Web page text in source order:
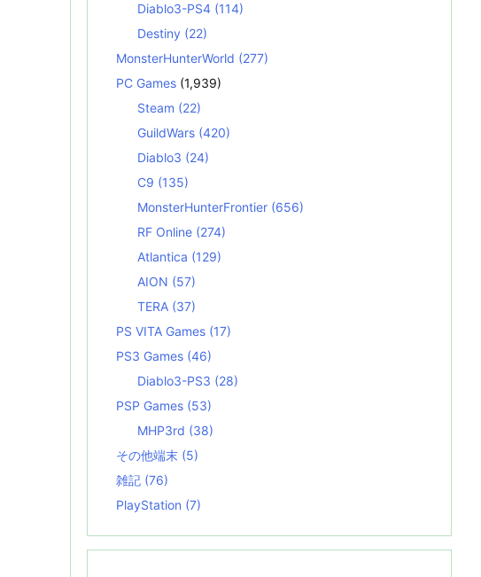
Diablo3-PS4 (114)
Destiny (22)
MonsterHunterWorld (277)
PC Games (1,939)
Steam (22)
GuildWars (420)
Diablo3 (24)
C9 (135)
MonsterHunterFrontier (656)
RF Online (274)
Atlantica (129)
AION (57)
TERA (37)
PS VITA Games (17)
PS3 Games (46)
Diablo3-PS3 (28)
PSP Games (53)
MHP3rd (38)
その他端末 (5)
雑記 (76)
PlayStation (7)